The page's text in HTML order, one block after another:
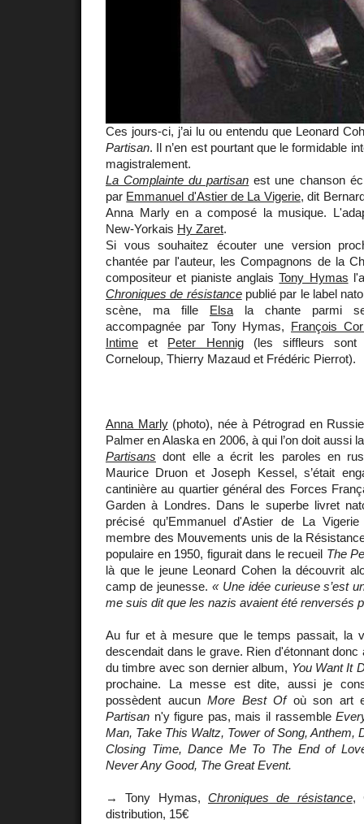
Ces jours-ci, j’ai lu ou entendu que Leonard
Partisan. Il n’en est pourtant que le formidable
magistralement.
La Complainte du partisan est une chanson
par Emmanuel d'Astier de La Vigerie, dit
Anna Marly en a composé la musique.
New-Yorkais Hy Zaret.
Si vous souhaitez écouter une version
chantée par l'auteur, les Compagnons de la
compositeur et pianiste anglaisTony Hymas
Chroniques de résistancepublié par le label
scène, ma fille Elsa la chante parmi
accompagnée par Tony Hymas, François
Intime et Peter Hennig(les siffleurs sont
Corneloup, Thierry Mazaud et Frédéric Pierrot).
Anna Marly(photo), née à Pétrograd en
Palmer en Alaska en 2006, à qui l’on doit aussi
Partisans dont elle a écrit les paroles en
Maurice Druon et Joseph Kessel, s’était
cantinière au quartier général des Forces
Garden à Londres. Dans le superbe livret
précisé qu’Emmanuel d'Astier de La
membre des Mouvements unis de la
populaire en 1950, figurait dans le recueil The
là que le jeune Leonard Cohen la découvrit
camp de jeunesse. « Une idée curieuse s’est
me suis dit que les nazis avaient été renversés
Au fur et à mesure que le temps passait, la
descendait dans le grave. Rien d'étonnant donc
du timbre avec son dernier album, You Want It
prochaine. La messe est dite, aussi je
possèdent aucunMore Best Ofoù son art
Partisan n'y figure pas, mais il rassemble
Man, Take This Waltz, Tower of Song, Anthem,
Closing Time, Dance Me To The End of
Never Any Good, The Great Event.
→ Tony Hymas, Chroniques de résistance,
distribution, 15€